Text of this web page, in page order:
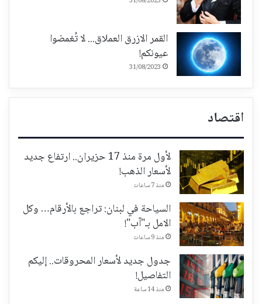
القمر الازرق العملاق... لا تُغمضوا
عيونكم!
31/08/2023
اقتصاد
لأول مرة منذ 17 حزيران.. ارتفاع جديد
لأسعار الذهب!
منذ 7 ساعات
السياحة في لبنان: تراجع بالأرقام… وكل
الامل بـ"آب"!
منذ 9 ساعات
جدول جديد لأسعار المحروقات.. إليكم
التفاصيل!
منذ 14 ساعة